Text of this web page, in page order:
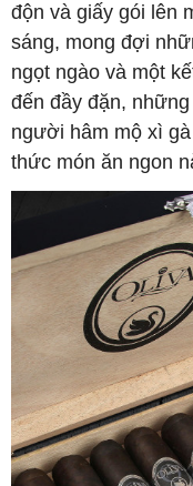
độn và giấy gói lên
sáng, mong đợi
ngọt ngào và một
đến đầy đặn,
người hâm mộ xì
thức món ăn ngon